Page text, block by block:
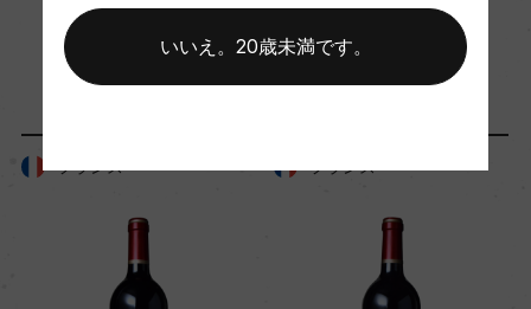
Wine Spectator 得点
「生産者」が同じ商品
フランス フランス
いいえ。20歳未満です。